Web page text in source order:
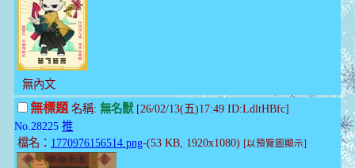
無內文
無標題名稱: 無名獸[26/02/13(五)17:49 ID:LdltHBfc]
No.28225 推
檔名： 1770976156514.png-(53 KB, 1920x1080) [以預覽圖顯示]